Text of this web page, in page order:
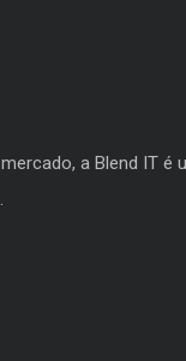
a Blend IT é